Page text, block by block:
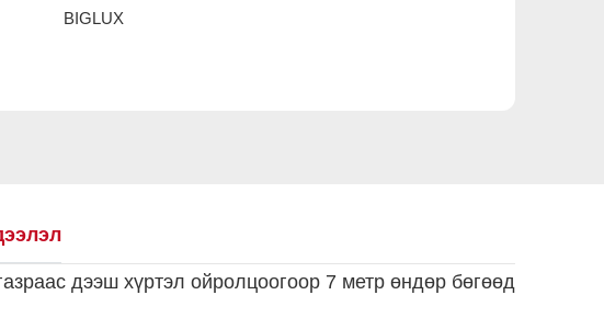
BIGLUX
дээш хүртэл ойролцоогоор 7 метр өндөр бөгөөд